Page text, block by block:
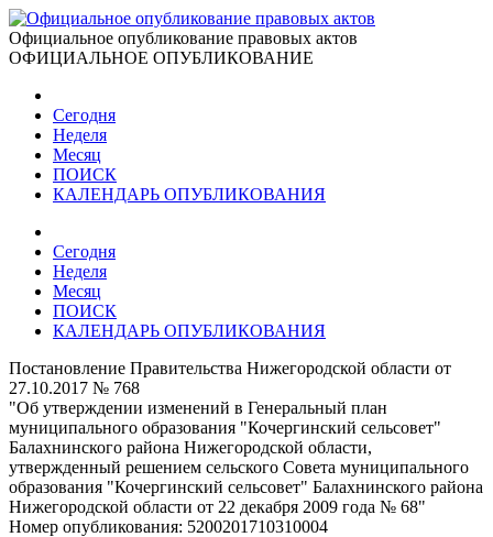
Официальное опубликование правовых актов
ОФИЦИАЛЬНОЕ ОПУБЛИКОВАНИЕ
Сегодня
Неделя
Месяц
ПОИСК
КАЛЕНДАРЬ ОПУБЛИКОВАНИЯ
Сегодня
Неделя
Месяц
ПОИСК
КАЛЕНДАРЬ ОПУБЛИКОВАНИЯ
Постановление Правительства Нижегородской области от
27.10.2017 № 768
"Об утверждении изменений в Генеральный план
муниципального образования "Кочергинский сельсовет"
Балахнинского района Нижегородской области,
утвержденный решением сельского Совета муниципального
образования "Кочергинский сельсовет" Балахнинского района
Нижегородской области от 22 декабря 2009 года № 68"
Номер опубликования: 5200201710310004